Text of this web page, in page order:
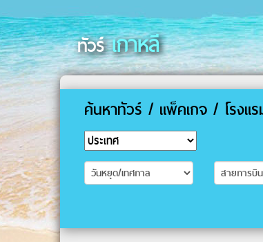
ทัวร์ เกาหลี
ค้นหาทัวร์ / แพ็คเกจ / โรงแ